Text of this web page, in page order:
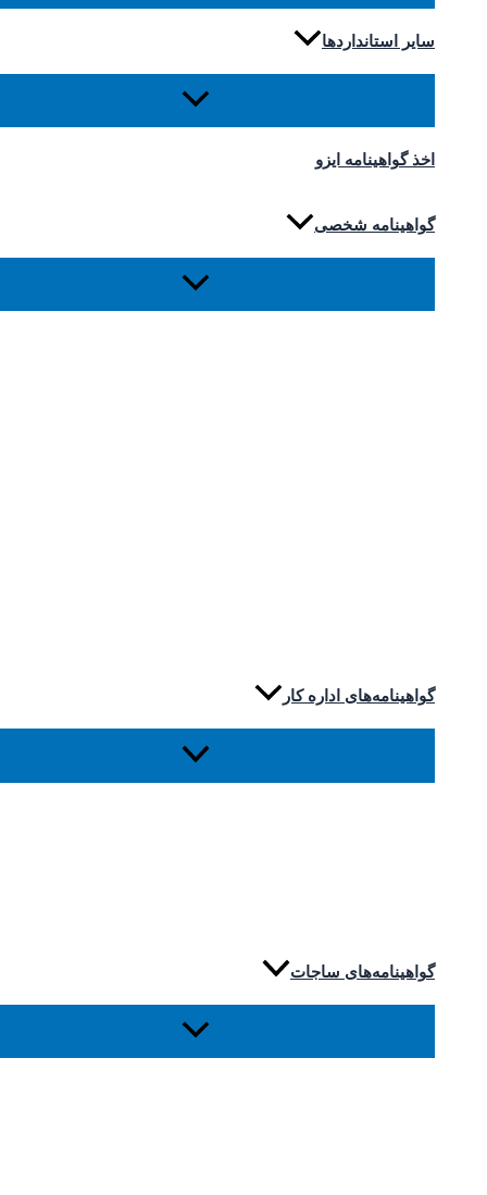
سایر استانداردها
اخذ گواهینامه ایزو
گواهینامه شخصی
گواهینامه‌های اداره کار
گواهینامه‌های ساجات